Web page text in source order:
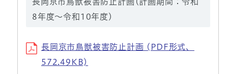
8年度～令和10年度)
長岡京市鳥獣被害防止計画 (PDF形式、
572.49KB)